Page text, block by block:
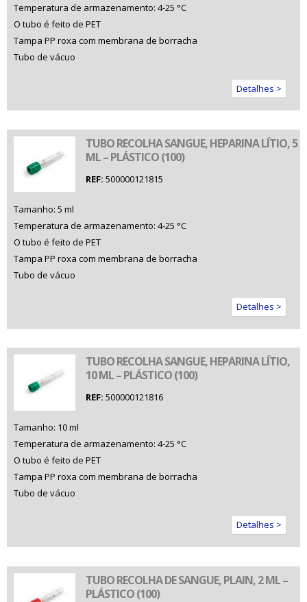
Temperatura de armazenamento: 4-25 °C
O tubo é feito de PET
Tampa PP roxa com membrana de borracha
Tubo de vácuo
Detalhes >
TUBO RECOLHA SANGUE, HEPARINA LÍTIO, 5
ML – PLÁSTICO (100)
REF: 500000121815
Tamanho: 5 ml
Temperatura de armazenamento: 4-25 °C
O tubo é feito de PET
Tampa PP roxa com membrana de borracha
Tubo de vácuo
Detalhes >
TUBO RECOLHA SANGUE, HEPARINA LÍTIO,
10 ML – PLÁSTICO (100)
REF: 500000121816
Tamanho: 10 ml
Temperatura de armazenamento: 4-25 °C
O tubo é feito de PET
Tampa PP roxa com membrana de borracha
Tubo de vácuo
Detalhes >
TUBO RECOLHA DE SANGUE, PLAIN, 2 ML –
PLÁSTICO (100)